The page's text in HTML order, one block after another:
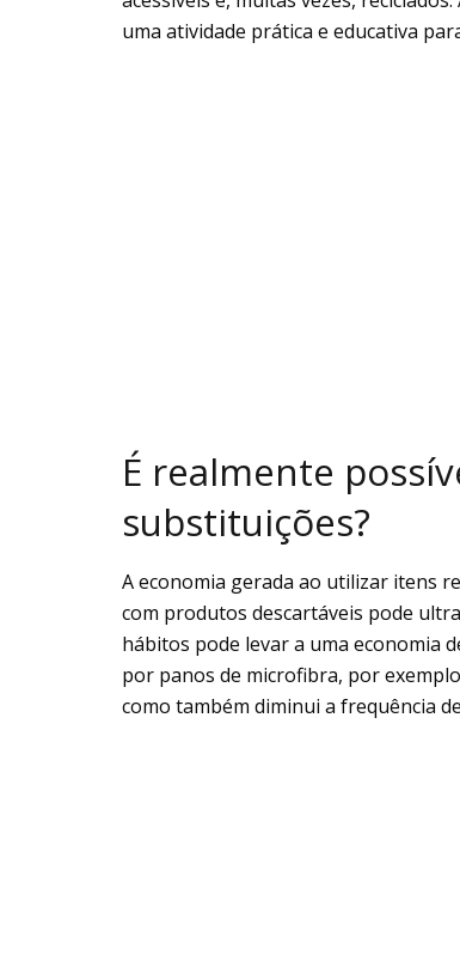
uma atividade prática e educativa
É realmente
substituições?
A economia gerada ao utilizar itens
com produtos descartáveis pode
hábitos pode levar a uma economia
por panos de microfibra, por
como também diminui a frequência